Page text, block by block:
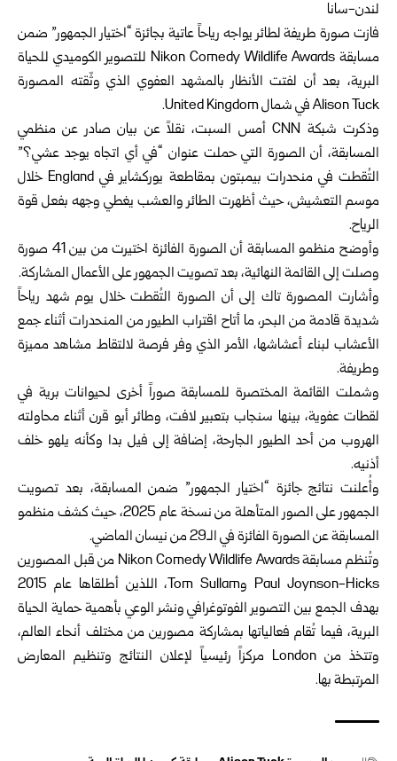
لندن-سانا
فازت صورة طريفة لطائر يواجه رياحاً عاتية بجائزة “اختيار الجمهور” ضمن
مسابقة Nikon Comedy Wildlife Awards للتصوير الكوميدي للحياة
البرية، بعد أن لفتت الأنظار بالمشهد العفوي الذي وثّقته المصورة
Alison Tuck في شمال United Kingdom.
وذكرت شبكة CNN أمس السبت، نقلاً عن بيان صادر عن منظمي
المسابقة، أن الصورة التي حملت عنوان “في أي اتجاه يوجد عشي؟”
التُقطت في منحدرات بيمبتون بمقاطعة يوركشاير في England خلال
موسم التعشيش، حيث أظهرت الطائر والعشب يغطي وجهه بفعل قوة
الرياح.
وأوضح منظمو المسابقة أن الصورة الفائزة اختيرت من بين 41 صورة
وصلت إلى القائمة النهائية، بعد تصويت الجمهور على الأعمال المشاركة.
وأشارت المصورة تاك إلى أن الصورة التُقطت خلال يوم شهد رياحاً
شديدة قادمة من البحر، ما أتاح اقتراب الطيور من المنحدرات أثناء جمع
الأعشاب لبناء أعشاشها، الأمر الذي وفر فرصة لالتقاط مشاهد مميزة
وطريفة.
وشملت القائمة المختصرة للمسابقة صوراً أخرى لحيوانات برية في
لقطات عفوية، بينها سنجاب بتعبير لافت، وطائر أبو قرن أثناء محاولته
الهروب من أحد الطيور الجارحة، إضافة إلى فيل بدا وكأنه يلهو خلف
أذنيه.
وأُعلنت نتائج جائزة “اختيار الجمهور” ضمن المسابقة، بعد تصويت
الجمهور على الصور المتأهلة من نسخة عام 2025، حيث كشف منظمو
المسابقة عن الصورة الفائزة في الـ29 من نيسان الماضي.
وتُنظم مسابقة Nikon Comedy Wildlife Awards من قبل المصورين
Paul Joynson-Hicks وTom Sullam، اللذين أطلقاها عام 2015
بهدف الجمع بين التصوير الفوتوغرافي ونشر الوعي بأهمية حماية الحياة
البرية، فيما تُقام فعالياتها بمشاركة مصورين من مختلف أنحاء العالم،
وتتخذ من London مركزاً رئيسياً لإعلان النتائج وتنظيم المعارض
المرتبطة بها.